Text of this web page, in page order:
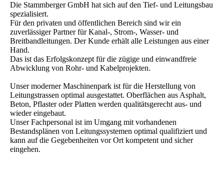
Die Stammberger GmbH hat sich auf den Tief- und Leitungsbau
spezialisiert.
Für den privaten und öffentlichen Bereich sind wir ein
zuverlässiger Partner für Kanal-, Strom-, Wasser- und
Breitbandleitungen. Der Kunde erhält alle Leistungen aus einer
Hand.
Das ist das Erfolgskonzept für die zügige und einwandfreie
Abwicklung von Rohr- und Kabelprojekten.
Unser moderner Maschinenpark ist für die Herstellung von
Leitungstrassen optimal ausgestattet. Oberflächen aus Asphalt,
Beton, Pflaster oder Platten werden qualitätsgerecht aus- und
wieder eingebaut.
Unser Fachpersonal ist im Umgang mit vorhandenen
Bestandsplänen von Leitungssystemen optimal qualifiziert und
kann auf die Gegebenheiten vor Ort kompetent und sicher
eingehen.